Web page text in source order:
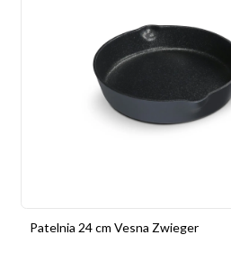
Patelnia 24 cm Vesna Zwieger